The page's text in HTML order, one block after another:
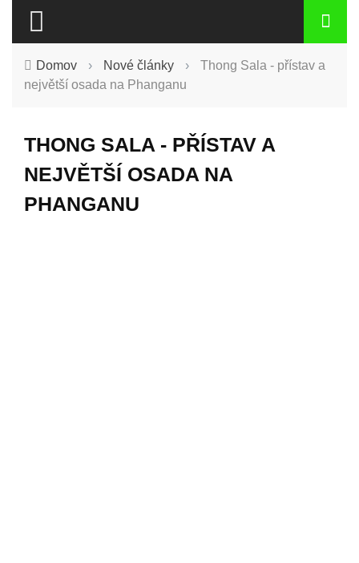
Domov › Nové články ›
Thong Sala - přístav a
největší osada na Phanganu
THONG SALA - PŘÍSTAV A
NEJVĚTŠÍ OSADA NA
PHANGANU